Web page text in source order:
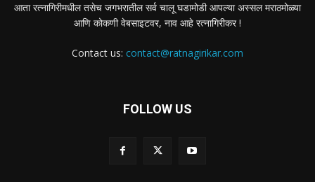
आता रत्नागिरीमधील तसेच जगभरातील सर्व चालू घडामोडी आपल्या अस्सल मराठमोळ्या
आणि कोकणी वेबसाइटवर, नाव आहे रत्नागिरीकर !
Contact us: contact@ratnagirikar.com
FOLLOW US